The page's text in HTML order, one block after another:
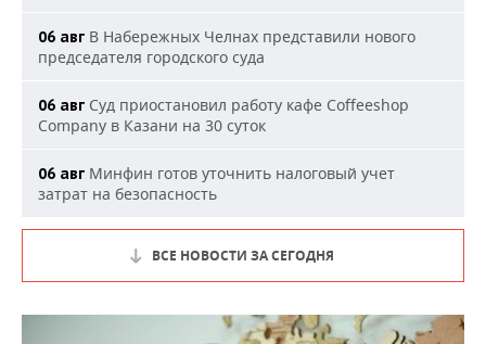
06 авг В Набережных Челнах представили нового
председателя городского суда
06 авг Суд приостановил работу кафе Coffeeshop
Company в Казани на 30 суток
06 авг Минфин готов уточнить налоговый учет
затрат на безопасность
ВСЕ НОВОСТИ ЗА СЕГОДНЯ